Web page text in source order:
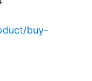
buy-